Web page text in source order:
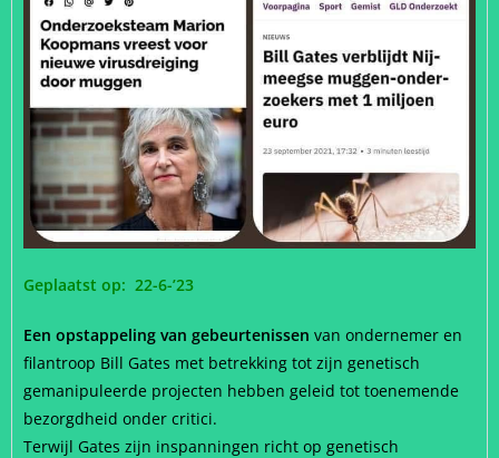
Geplaatst op: 22-6-’23
Een opstappeling van gebeurtenissen van ondernemer en
filantroop Bill Gates met betrekking tot zijn genetisch
gemanipuleerde projecten hebben geleid tot toenemende
bezorgdheid onder critici.
Terwijl Gates zijn inspanningen richt op genetisch